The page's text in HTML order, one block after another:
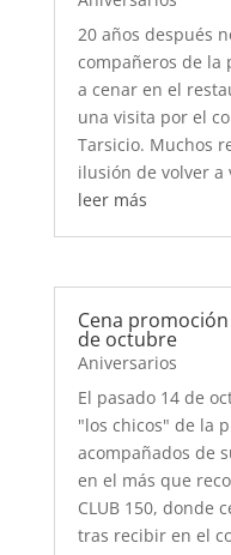
20 años después
compañeros de la
a cenar en el
una visita por el
Tarsicio. Muchos
ilusión de volver a
leer más
Cena
de octubre
Aniversarios
El pasado 14 de
"los chicos" de la
acompañados de
en el más que
CLUB 150, donde
tras recibir en el